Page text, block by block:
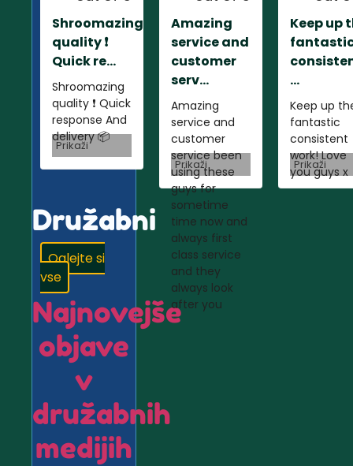
Shroomazing
quality ❗️
Quick re...
Shroomazing
quality ❗️ Quick
response And
delivery 📦
Prikaži
Amazing
service and
customer
serv...
Amazing
service and
customer
service been
using these
guys for
sometime
time now and
always first
class service
and they
always look
after you
Prikaži
Keep up
...
Keep up
fantastic
consistent
work! Love
you guys x
Prikaži
Družabni
Oglejte si
vse
Najnovejše
objave
v
družabnih
medijih